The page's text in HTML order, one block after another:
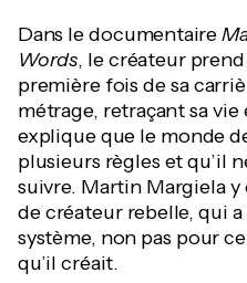
Dans le documentaire
Words, le créateur
première fois de sa
métrage, retraçant sa vie
explique que le monde
plusieurs règles et qu’il
suivre. Martin Margiela
de créateur rebelle, qui
système, non pas pour
qu’il créait.